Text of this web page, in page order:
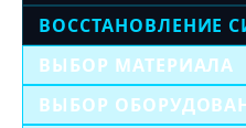
ВОССТАНОВЛЕНИЕ
ВЫБОР МАТЕРИАЛА
ВЫБОР